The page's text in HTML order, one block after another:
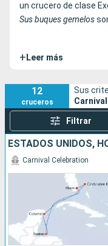
un crucero de clase
Sus buques gemelos
+ Leer más
12
cruceros
Sus
Filtrar
Carnival Celebration